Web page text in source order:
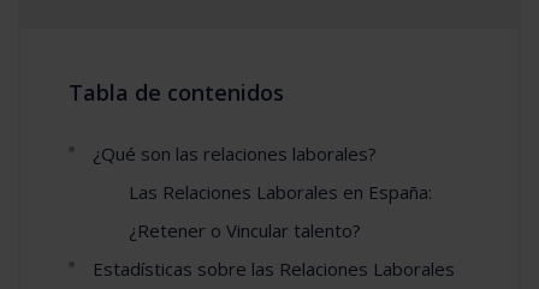
Tabla de contenidos
¿Qué son las relaciones laborales?
Las Relaciones Laborales en España:
¿Retener o Vincular talento?
Estadísticas sobre las Relaciones Laborales